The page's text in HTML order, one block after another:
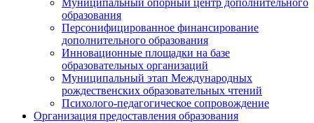
Муниципальный опорный центр дополнительного
образования
Персонифицированное финансирование
дополнительного образования
Инновационные площадки на базе
образовательных организаций
Муниципальный этап Международных
рождественских образовательных чтений
Психолого-педагогическое сопровождение
Организация предоставления образования